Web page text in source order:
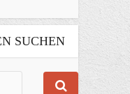
SUCHEN